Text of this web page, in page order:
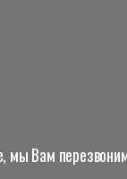
мы Вам